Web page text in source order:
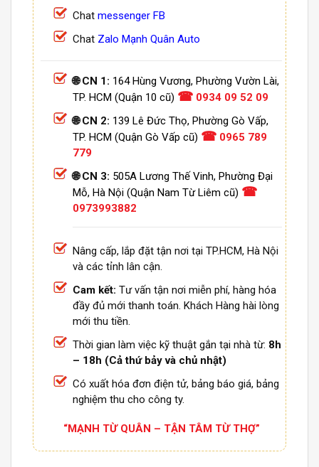
Chat messenger FB
Chat Zalo Mạnh Quân Auto
🌐 CN 1: 164 Hùng Vương, Phường Vườn Lài,
TP. HCM (Quận 10 cũ) ☎ 0934 09 52 09
🌐 CN 2: 139 Lê Đức Thọ, Phường Gò Vấp,
TP. HCM (Quận Gò Vấp cũ) ☎ 0965 789
779
🌐 CN 3: 505A Lương Thế Vinh, Phường Đại
Mỗ, Hà Nội (Quận Nam Từ Liêm cũ) ☎
0973993882
Nâng cấp, lắp đặt tận nơi tại TP.HCM, Hà Nội
và các tỉnh lân cận.
Cam kết: Tư vấn tận nơi miễn phí, hàng hóa
đầy đủ mới thanh toán. Khách Hàng hài lòng
mới thu tiền.
Thời gian làm việc kỹ thuật gắn tại nhà từ: 8h
– 18h (Cả thứ bảy và chủ nhật)
Có xuất hóa đơn điện tử, bảng báo giá, bảng
nghiệm thu cho công ty.
“MẠNH TỪ QUÂN – TẬN TÂM TỪ THỢ”